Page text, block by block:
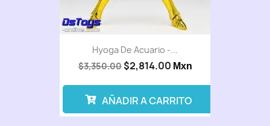
Hyoga De Acuario -...
$3,350.00 $2,814.00 Mxn
AÑADIR A CARRITO